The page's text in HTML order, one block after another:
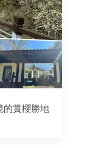
的賞櫻勝地